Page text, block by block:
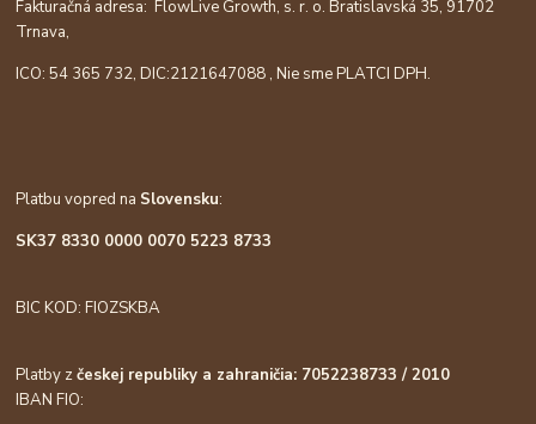
Fakturačná adresa: FlowLive Growth, s. r. o. Bratislavská 35, 91702
Trnava,
ICO: 54 365 732, DIC:2121647088 , Nie sme PLATCI DPH.
Platbu vopred na Slovensku:
SK37 8330 0000 0070 5223 8733
BIC KOD: FIOZSKBA
Platby zčeskej republiky a zahraničia: 7052238733 / 2010
IBAN FIO: